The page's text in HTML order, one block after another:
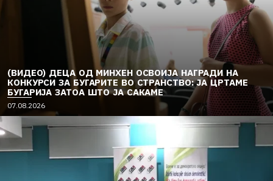
(ВИДЕО) ДЕЦА ОД МИНХЕН ОСВОИЈА НАГРАДИ НА
КОНКУРСИ ЗА БУГАРИТЕ ВО СТРАНСТВО: ЈА ЦРТАМЕ
БУГАРИЈА ЗАТОА ШТО ЈА САКАМЕ
07.08.2026